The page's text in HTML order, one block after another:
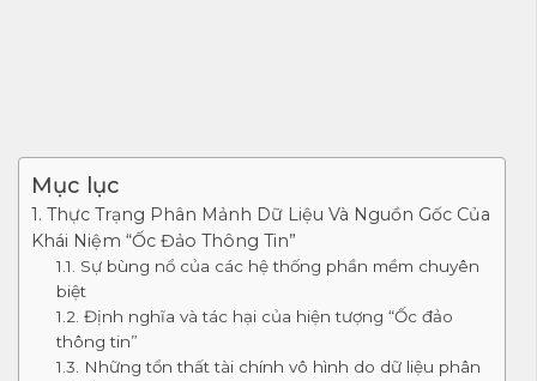
Mục lục
1. Thực Trạng Phân Mảnh Dữ Liệu Và Nguồn Gốc Của
Khái Niệm “Ốc Đảo Thông Tin”
1.1. Sự bùng nổ của các hệ thống phần mềm chuyên
biệt
1.2. Định nghĩa và tác hại của hiện tượng “Ốc đảo
thông tin”
1.3. Những tổn thất tài chính vô hình do dữ liệu phân